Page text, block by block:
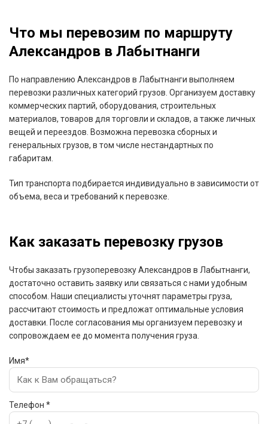
Что мы перевозим по маршруту
Александров в Лабытнанги
По направлению Александров в Лабытнанги выполняем
перевозки различных категорий грузов. Организуем доставку
коммерческих партий, оборудования, строительных
материалов, товаров для торговли и складов, а также личных
вещей и переездов. Возможна перевозка сборных и
генеральных грузов, в том числе нестандартных по
габаритам.
Тип транспорта подбирается индивидуально в зависимости от
объема, веса и требований к перевозке.
Как заказать перевозку грузов
Чтобы заказать грузоперевозку Александров в Лабытнанги,
достаточно оставить заявку или связаться с нами удобным
способом. Наши специалисты уточнят параметры груза,
рассчитают стоимость и предложат оптимальные условия
доставки. После согласования мы организуем перевозку и
сопровождаем ее до момента получения груза.
Имя*
Телефон *